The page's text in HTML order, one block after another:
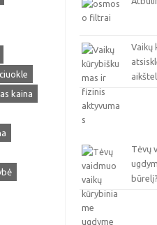
kaina
Vaikų
Tėvų
būrelį?